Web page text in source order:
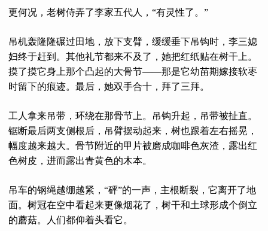
更何况，老树侍弄了李家五代人，“有灵性了。”
吊机轰隆隆碾过田地，放下支臂，缓缓垂下吊钩时，李三媳
妇终于赶到。其他礼节都来不及了，她把红纸贴在树干上。
摸了摸它身上那个凸起的大骨节——那是它幼苗期嫁接软枣
时留下的痕迹。最后，她双手合十，拜了三拜。
工人拿来吊带，环绕在那骨节上。吊钩升起，吊带被扯直。
锯断最后两支侧根后，吊臂摆动起来，树也跟着左右摇晃，
幅度越来越大。骨节附近的甲片被磨成咖啡色灰渣，露出红
色树皮，进而露出青黄色的木本。
吊车的钢绳越绷越紧，“砰”的一声，主根断裂，它离开了地
面。树冠在空中看起来更像烟花了，树干和土球形成个倒立
的蘑菇。人们都仰着头看它。